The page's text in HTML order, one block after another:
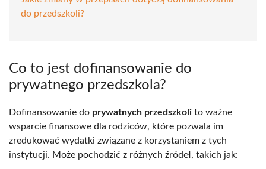
do przedszkoli?
Co to jest dofinansowanie do
prywatnego przedszkola?
Dofinansowanie do prywatnych przedszkoli to ważne
wsparcie finansowe dla rodziców, które pozwala im
zredukować wydatki związane z korzystaniem z tych
instytucji. Może pochodzić z różnych źródeł, takich jak: